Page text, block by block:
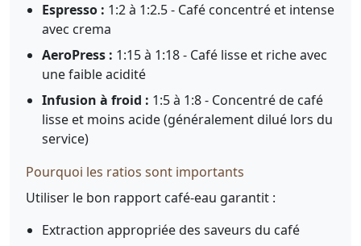
Espresso : 1:2 à 1:2.5 - Café concentré et intense
avec crema
AeroPress : 1:15 à 1:18 - Café lisse et riche avec
une faible acidité
Infusion à froid : 1:5 à 1:8 - Concentré de café
lisse et moins acide (généralement dilué lors du
service)
Pourquoi les ratios sont importants
Utiliser le bon rapport café-eau garantit :
Extraction appropriée des saveurs du café